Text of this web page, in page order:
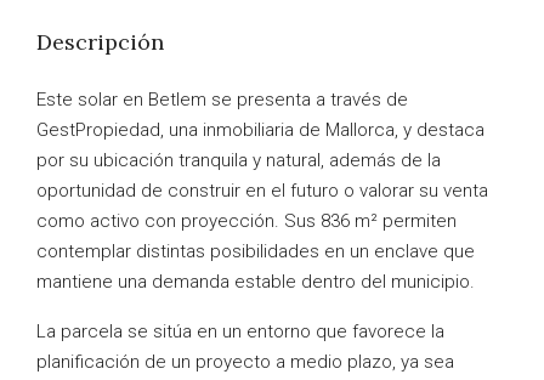
Descripción
Este solar en Betlem se presenta a través de
GestPropiedad, una inmobiliaria de Mallorca, y destaca
por su ubicación tranquila y natural, además de la
oportunidad de construir en el futuro o valorar su venta
como activo con proyección. Sus 836 m² permiten
contemplar distintas posibilidades en un enclave que
mantiene una demanda estable dentro del municipio.
La parcela se sitúa en un entorno que favorece la
planificación de un proyecto a medio plazo, ya sea